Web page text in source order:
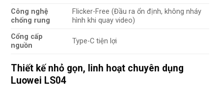
Công nghệ
chống rung
Flicker-Free (Đầu ra ổn định, không nháy
hình khi quay video)
Cổng cấp
nguồn
Type-C tiện lợi
Thiết kế nhỏ gọn, linh hoạt chuyên dụng
Luowei LS04